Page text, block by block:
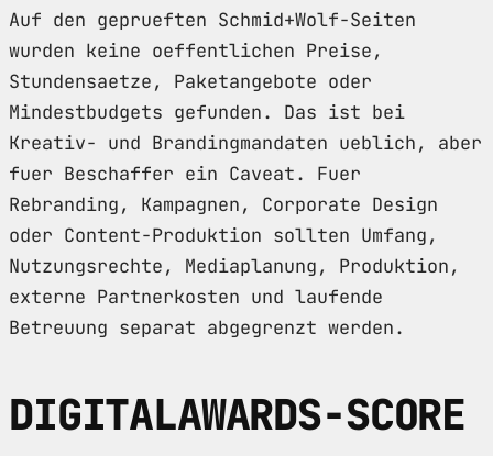
Auf den geprueften Schmid+Wolf-Seiten
wurden keine oeffentlichen Preise,
Stundensaetze, Paketangebote oder
Mindestbudgets gefunden. Das ist bei
Kreativ- und Brandingmandaten ueblich, aber
fuer Beschaffer ein Caveat. Fuer
Rebranding, Kampagnen, Corporate Design
oder Content-Produktion sollten Umfang,
Nutzungsrechte, Mediaplanung, Produktion,
externe Partnerkosten und laufende
Betreuung separat abgegrenzt werden.
DIGITALAWARDS-SCORE